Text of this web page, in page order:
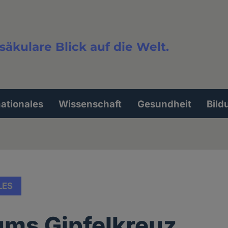
Blick auf die Welt.
Wissenschaft Gesundheit